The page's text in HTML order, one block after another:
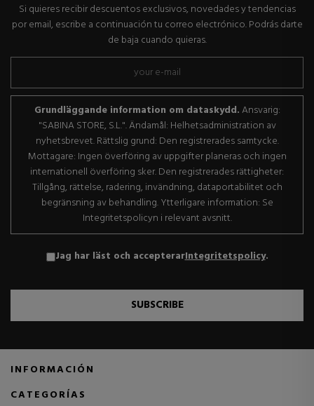
Si quieres recibir descuentos exclusivos, novedades y tendencias
por email, escribe a continuación tu correo electrónico. Podrás darte
de baja cuando quieras.
Grundläggande information om dataskydd.Ansvarig:
"SABINA STORE, S.L.". Ändamål: Helhetsadministration av
nyhetsbrevet. Rättslig grund: Den registrerades samtycke.
Mottagare: Ingen överföring av uppgifter planeras och ingen
internationell överföring sker. Den registrerades rättigheter:
Tillgång, rättelse, radering, invändning, dataportabilitet och
begränsning av behandling. Ytterligare information: Se
Integritetspolicyn i relevant avsnitt.
Jag har läst och accepterarIntegritetspolicy.
SUBSCRIBE
INFORMACIÓN
CATEGORÍAS